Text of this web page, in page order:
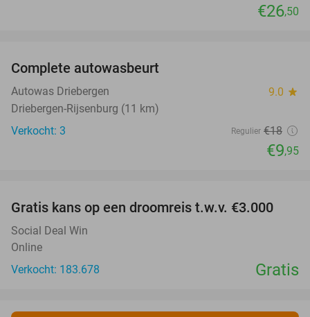
€26,50
NEW
TODAY
Complete autowasbeurt
Autowas Driebergen 9.0 star
Driebergen-Rijsenburg (11 km)
Verkocht: 3
Regulier €18
€9,95
Gratis kans op een droomreis t.w.v. €3.000
Social Deal Win
Online
Verkocht: 183.678
Gratis